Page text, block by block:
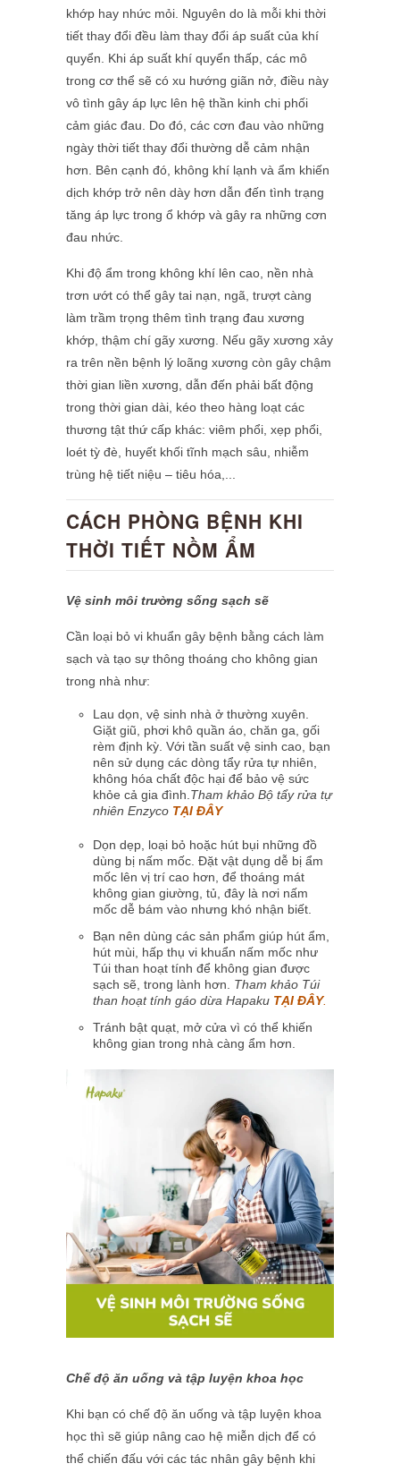
khớp hay nhức mỏi. Nguyên do là mỗi khi thời
tiết thay đổi đều làm thay đổi áp suất của khí
quyển. Khi áp suất khí quyển thấp, các mô
trong cơ thể sẽ có xu hướng giãn nở, điều này
vô tình gây áp lực lên hệ thần kinh chi phối
cảm giác đau. Do đó, các cơn đau vào những
ngày thời tiết thay đổi thường dễ cảm nhận
hơn. Bên cạnh đó, không khí lạnh và ẩm khiến
dịch khớp trở nên dày hơn dẫn đến tình trạng
tăng áp lực trong ổ khớp và gây ra những cơn
đau nhức.
Khi độ ẩm trong không khí lên cao, nền nhà
trơn ướt có thể gây tai nạn, ngã, trượt càng
làm trầm trọng thêm tình trạng đau xương
khớp, thậm chí gãy xương. Nếu gãy xương xảy
ra trên nền bệnh lý loãng xương còn gây chậm
thời gian liền xương, dẫn đến phải bất động
trong thời gian dài, kéo theo hàng loạt các
thương tật thứ cấp khác: viêm phổi, xẹp phổi,
loét tỳ đè, huyết khối tĩnh mạch sâu, nhiễm
trùng hệ tiết niệu – tiêu hóa,...
CÁCH PHÒNG BỆNH KHI
THỜI TIẾT NỒM ẨM
Vệ sinh môi trường sống sạch sẽ
Cần loại bỏ vi khuẩn gây bệnh bằng cách làm
sạch và tạo sự thông thoáng cho không gian
trong nhà như:
Lau dọn, vệ sinh nhà ở thường xuyên.
Giặt giũ, phơi khô quần áo, chăn ga, gối
rèm định kỳ. Với tần suất vệ sinh cao, bạn
nên sử dụng các dòng tẩy rửa tự nhiên,
không hóa chất độc hại để bảo vệ sức
khỏe cả gia đình.Tham khảo Bộ tẩy rửa tự
nhiên Enzyco TẠI ĐÂY
Dọn dẹp, loại bỏ hoặc hút bụi những đồ
dùng bị nấm mốc. Đặt vật dụng dễ bị ẩm
mốc lên vị trí cao hơn, để thoáng mát
không gian giường, tủ, đây là nơi nấm
mốc dễ bám vào nhưng khó nhận biết.
Bạn nên dùng các sản phẩm giúp hút ẩm,
hút mùi, hấp thụ vi khuẩn nấm mốc như
Túi than hoạt tính để không gian được
sạch sẽ, trong lành hơn. Tham khảo Túi
than hoạt tính gáo dừa Hapaku TẠI ĐÂY.
Tránh bật quạt, mở cửa vì có thể khiến
không gian trong nhà càng ẩm hơn.
Chế độ ăn uống và tập luyện khoa học
Khi bạn có chế độ ăn uống và tập luyện khoa
học thì sẽ giúp nâng cao hệ miễn dịch để có
thể chiến đấu với các tác nhân gây bệnh khi